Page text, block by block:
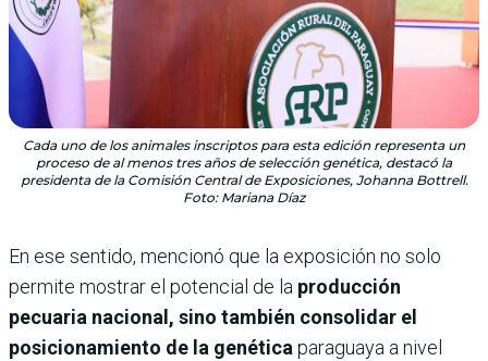
Cada uno de los animales inscriptos para esta edición representa un
proceso de al menos tres años de selección genética, destacó la
presidenta de la Comisión Central de Exposiciones, Johanna Bottrell.
Foto: Mariana Díaz
En ese sentido, mencionó que la exposición no solo
permite mostrar el potencial de la producción
pecuaria nacional, sino también consolidar el
posicionamiento de la genética paraguaya a nivel